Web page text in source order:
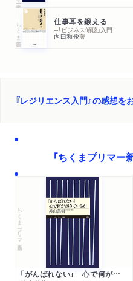
ちくま新書 仕事耳を鍛える
─「ビジネス傾聴」入門
内田和俊著
『レジリエンス入門』の感想を
「ちくまプリマー
ちくまプリマー新書
「がんばれない」 心で何が起きているか